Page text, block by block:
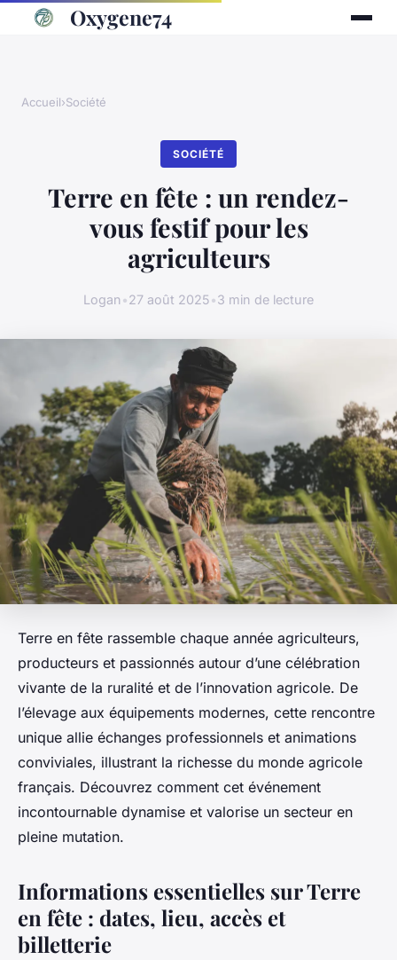
Oxygene74
Accueil›Société
SOCIÉTÉ
Terre en fête : un rendez-
vous festif pour les
agriculteurs
Logan•27 août 2025•3 min de lecture
Terre en fête rassemble chaque année agriculteurs,
producteurs et passionnés autour d’une célébration
vivante de la ruralité et de l’innovation agricole. De
l’élevage aux équipements modernes, cette rencontre
unique allie échanges professionnels et animations
conviviales, illustrant la richesse du monde agricole
français. Découvrez comment cet événement
incontournable dynamise et valorise un secteur en
pleine mutation.
Informations essentielles sur Terre
en fête : dates, lieu, accès et
billetterie